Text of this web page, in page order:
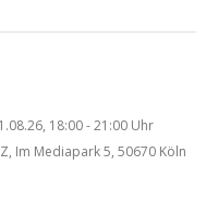
18:00 - 21:00 Uhr
Im Mediapark 5, 50670 Köln